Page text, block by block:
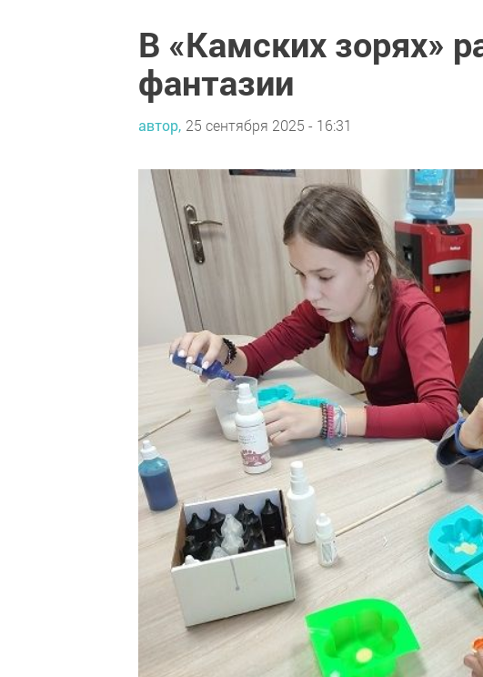
В «Камских зорях»
фантазии
автор, 25 сентября 2025 - 16:31